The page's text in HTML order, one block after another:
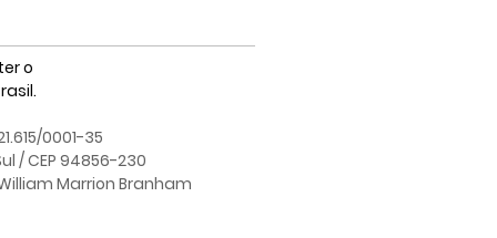
o
0001-35
/ CEP 94856-230
Marrion Branham